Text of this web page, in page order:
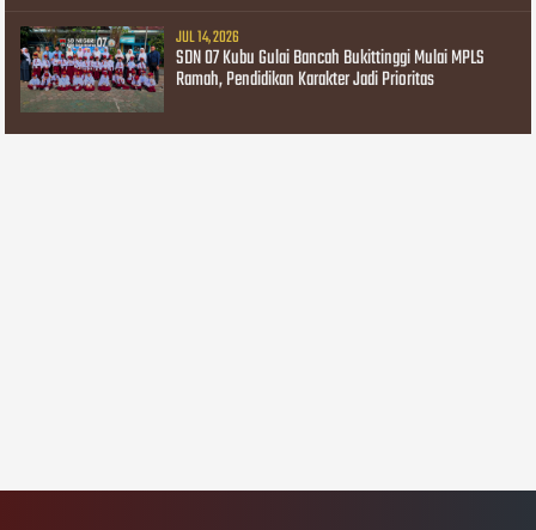
JUL 14, 2026
SDN 07 Kubu Gulai Bancah Bukittinggi Mulai MPLS
Ramah, Pendidikan Karakter Jadi Prioritas